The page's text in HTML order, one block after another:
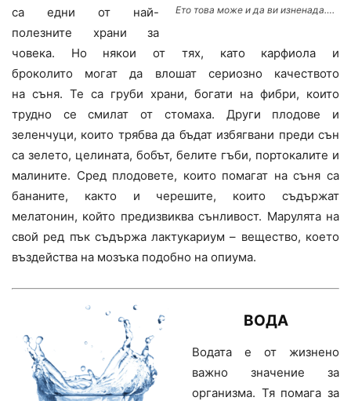
Ето това може и да ви изненада….
са едни от най-
полезните храни за
човека. Но някои от тях, като карфиола и
броколито могат да влошат сериозно качеството
на съня. Те са груби храни, богати на фибри, които
трудно се смилат от стомаха. Други плодове и
зеленчуци, които трябва да бъдат избягвани преди сън
са зелето, целината, бобът, белите гъби, портокалите и
малините. Сред плодовете, които помагат на съня са
бананите, както и черешите, които съдържат
мелатонин, който предизвиква сънливост. Марулята на
свой ред пък съдържа лактукариум – вещество, което
въздейства на мозъка подобно на опиума.
ВОДА
Водата е от жизнено
важно значение за
организма. Тя помага за